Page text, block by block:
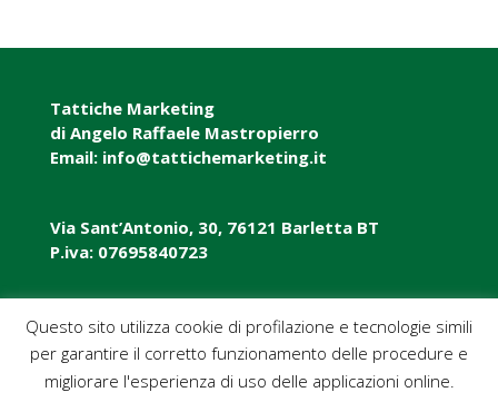
Tattiche Marketing
di Angelo Raffaele Mastropierro
Email: info@tattichemarketing.it
Via Sant’Antonio, 30, 76121 Barletta BT
P.iva: 07695840723
P.iva: 07695840723
Pec: tattichemarketing@pec.it
Questo sito utilizza cookie di profilazione e tecnologie simili
per garantire il corretto funzionamento delle procedure e
migliorare l'esperienza di uso delle applicazioni online.